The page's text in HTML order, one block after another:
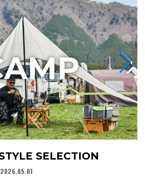
SELECTION
2026.05.01
AMP